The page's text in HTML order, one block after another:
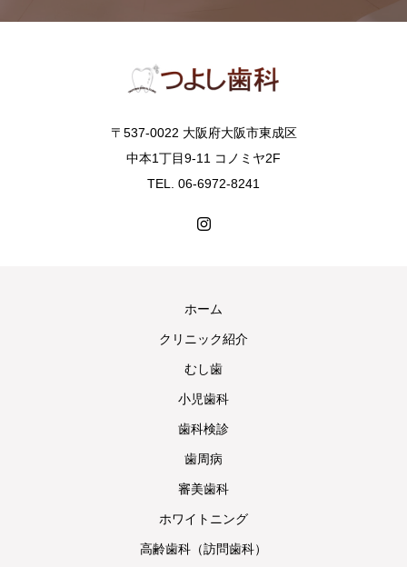
〒537-0022 大阪府大阪市東成区
中本1丁目9-11 コノミヤ2F
TEL. 06-6972-8241
ホーム
クリニック紹介
むし歯
小児歯科
歯科検診
歯周病
審美歯科
ホワイトニング
高齢歯科（訪問歯科）